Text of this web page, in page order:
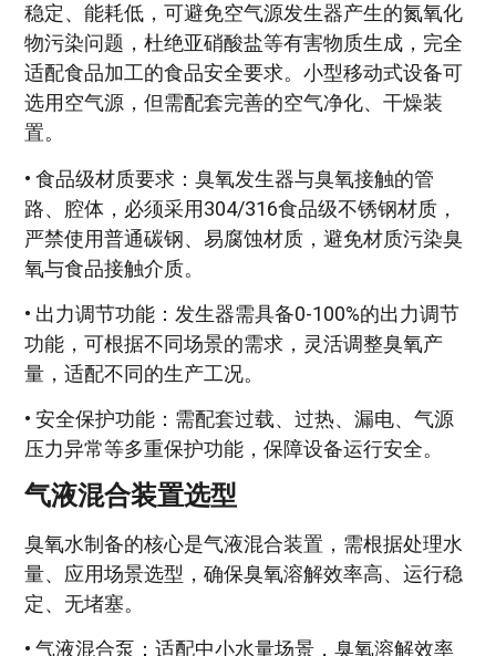
稳定、能耗低，可避免空气源发生器产生的氮氧化
物污染问题，杜绝亚硝酸盐等有害物质生成，完全
适配食品加工的食品安全要求。小型移动式设备可
选用空气源，但需配套完善的空气净化、干燥装
置。
• 食品级材质要求：臭氧发生器与臭氧接触的管
路、腔体，必须采用304/316食品级不锈钢材质，
严禁使用普通碳钢、易腐蚀材质，避免材质污染臭
氧与食品接触介质。
• 出力调节功能：发生器需具备0-100%的出力调节
功能，可根据不同场景的需求，灵活调整臭氧产
量，适配不同的生产工况。
• 安全保护功能：需配套过载、过热、漏电、气源
压力异常等多重保护功能，保障设备运行安全。
气液混合装置选型
臭氧水制备的核心是气液混合装置，需根据处理水
量、应用场景选型，确保臭氧溶解效率高、运行稳
定、无堵塞。
• 气液混合泵：适配中小水量场景，臭氧溶解效率